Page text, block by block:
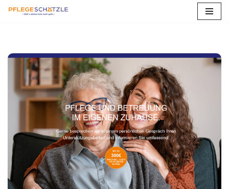
springen